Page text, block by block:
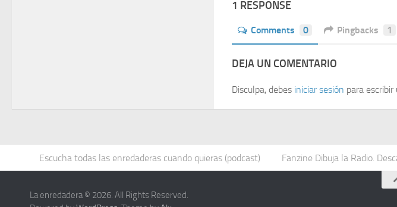
1 RESPONSE
Comments 0 Pingbacks 1
DEJA UN COMENTARIO
Disculpa, debes iniciar sesión para
Escucha todas las enredaderas cuando quieras (podcast) Fanzine Dibuja la Radio.
La enredadera © 2026. All Rights Reserved.